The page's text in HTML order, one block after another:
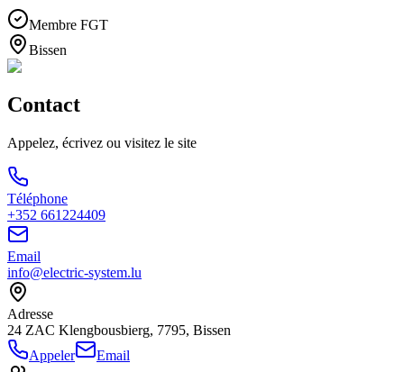
Membre FGT
Bissen
Contact
Appelez, écrivez ou visitez le site
Téléphone
+352 661224409
Email
info@electric-system.lu
Adresse
24 ZAC Klengbousbierg, 7795, Bissen
Appeler
Email